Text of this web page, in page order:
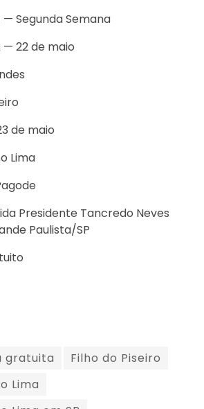
Segunda Semana
22 de maio
de maio
Lima
Presidente Tancredo Neves
Paulista/SP
gratuita
Filho do Piseiro
Lima